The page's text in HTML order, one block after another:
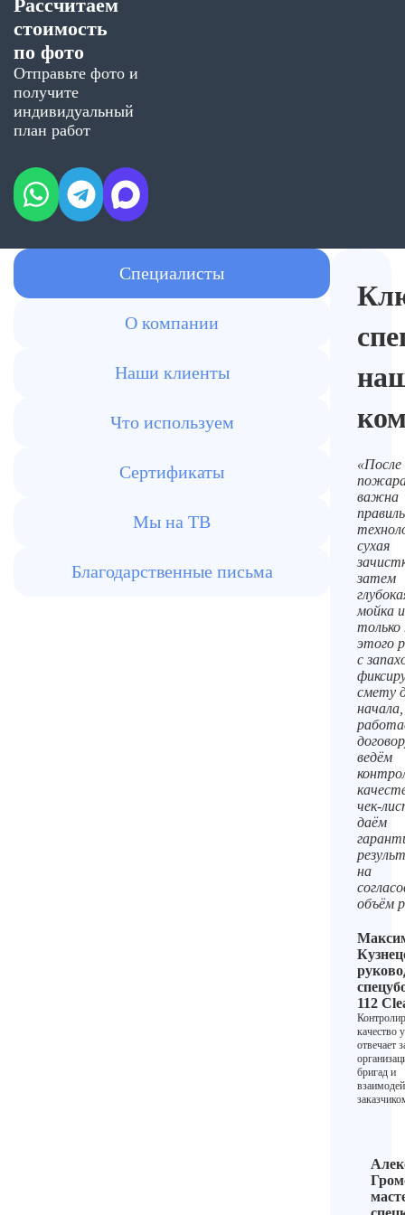
Рассчитаем
стоимость
по фото
Отправьте фото и
получите
индивидуальный
план работ
Специалисты
О компании
Наши клиенты
Что используем
Сертификаты
Мы на ТВ
Благодарственные письма
«После
важна
сухая
затем
мойка и
только
этого
с
смету
начала,
ведём
даём
на
объём
112
качество
отвечает
бригад и